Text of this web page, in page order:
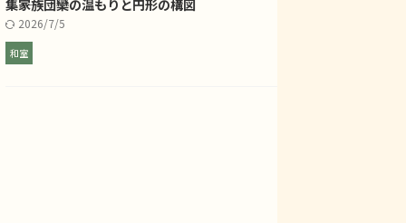
集――家族団欒の温もりと円形の構図
2026/7/5
和室